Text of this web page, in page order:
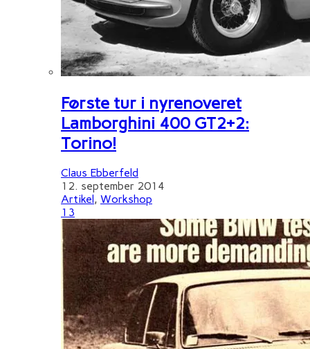
Første tur i nyrenoveret
Lamborghini 400 GT2+2:
Torino!
Claus Ebberfeld
12. september 2014
Artikel , Workshop
13